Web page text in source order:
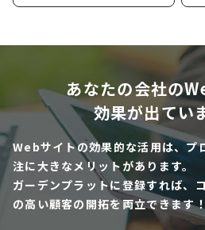
あなたの会社の
効果が出てい
Webサイトの効果的な活用は、プ
注に大きなメリットがあります。
ガーデンプラットに登録すれば、
の高い顧客の開拓を両立できます！